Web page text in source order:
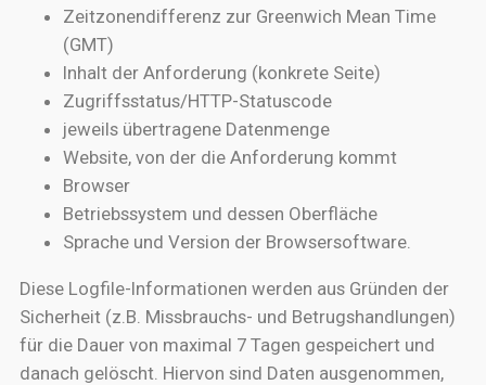
Zeitzonendifferenz zur Greenwich Mean Time
(GMT)
Inhalt der Anforderung (konkrete Seite)
Zugriffsstatus/HTTP-Statuscode
jeweils übertragene Datenmenge
Website, von der die Anforderung kommt
Browser
Betriebssystem und dessen Oberfläche
Sprache und Version der Browsersoftware.
Diese Logfile-Informationen werden aus Gründen der
Sicherheit (z.B. Missbrauchs- und Betrugshandlungen)
für die Dauer von maximal 7 Tagen gespeichert und
danach gelöscht. Hiervon sind Daten ausgenommen,